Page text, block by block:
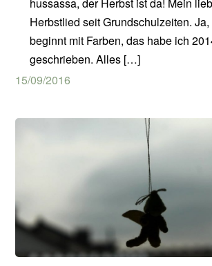
hussassa, der Herbst ist da! Mein
Herbstlied seit Grundschulzeiten.
beginnt mit Farben, das habe ich
geschrieben. Alles […]
15/09/2016